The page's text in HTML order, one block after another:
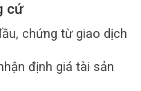
cứ
chứng từ giao dịch
định giá tài sản